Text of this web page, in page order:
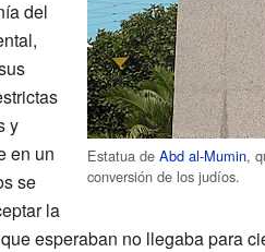
Estatua deAbd al-Mumin,
conversión de los judíos.
del
y
en un
se
la
esperaban no llegaba para